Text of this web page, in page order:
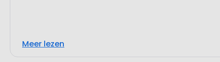
Meer lezen